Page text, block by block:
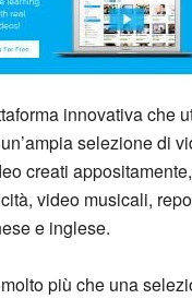
innovativa che
selezione di
creati
video musicali,
e inglese.
più che una